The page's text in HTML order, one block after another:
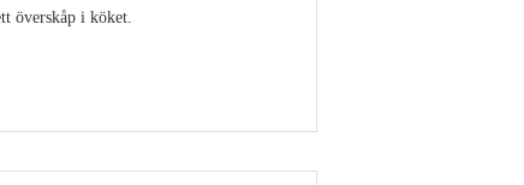
överskåp i köket.